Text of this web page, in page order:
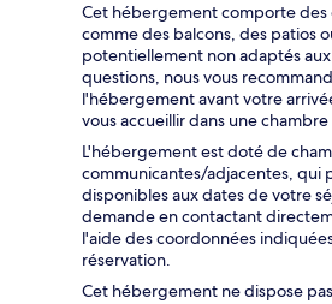
Cet hébergement comporte des
comme des balcons, des patios
potentiellement non adaptés
questions, nous vous
l'hébergement avant votre
vous accueillir dans une
L'hébergement est doté de
communicantes/adjacentes, qui
disponibles aux dates de votre
demande en contactant
l'aide des coordonnées
réservation.
Cet hébergement ne dispose